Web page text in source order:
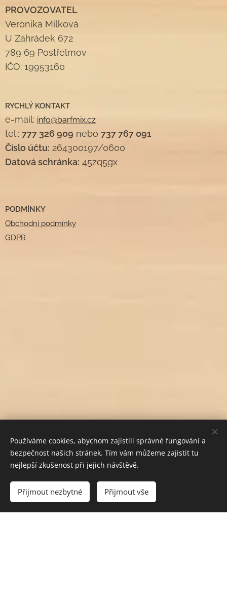
Vyprodáno
PROVOZOVATEL
Veronika Milková
U Zahrádek 672
789 69 Postřelmov
IČO: 19953160
RYCHLÝ KONTAKT
e-mail: info@barfmix.cz
tel.: 777 326 909 nebo 737 767 091
Číslo účtu: 264300197/0600
Datová schránka: 45zq5gx
PODMÍNKY
Obchodní podmínky
GDPR
Používáme cookies, abychom zajistili správné fungování a
bezpečnost našich stránek. Tím vám můžeme zajistit tu
nejlepší zkušenost při jejich návštěvě.
Přijmout nezbytné Přijmout vše